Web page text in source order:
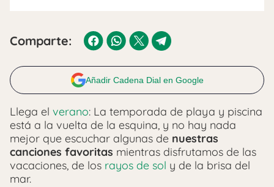
Comparte:
Añadir Cadena Dial en Google
Llega el verano: La temporada de playa y piscina
está a la vuelta de la esquina, y no hay nada
mejor que escuchar algunas de nuestras
canciones favoritas mientras disfrutamos de las
vacaciones, de los rayos de sol y de la brisa del
mar.